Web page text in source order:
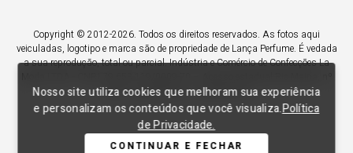
Nosso site utiliza cookies que melhoram sua experiência
e personalizam os conteúdos que você visualiza.Política
de Privacidade.
CONTINUAR E FECHAR
Copyright © 2012-2026. Todos os direitos reservados. As fotos aqui
veiculadas, logotipo e marca são de propriedade de Lança Perfume. É vedada
a sua reprodução, total ou parcial. Indústria e Comércio de Confecções La
1925 - Vila Macarini - Criciúma/SC.